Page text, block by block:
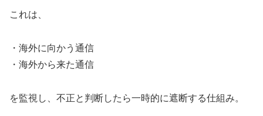
これは、
・海外に向かう通信
・海外から来た通信
を監視し、不正と判断したら一時的に遮断する仕組み。